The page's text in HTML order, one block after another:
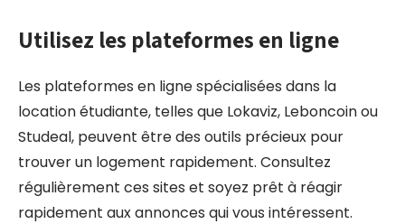
Utilisez les plateformes en ligne
Les plateformes en ligne spécialisées dans la
location étudiante, telles que Lokaviz, Leboncoin ou
Studeal, peuvent être des outils précieux pour
trouver un logement rapidement. Consultez
régulièrement ces sites et soyez prêt à réagir
rapidement aux annonces qui vous intéressent.